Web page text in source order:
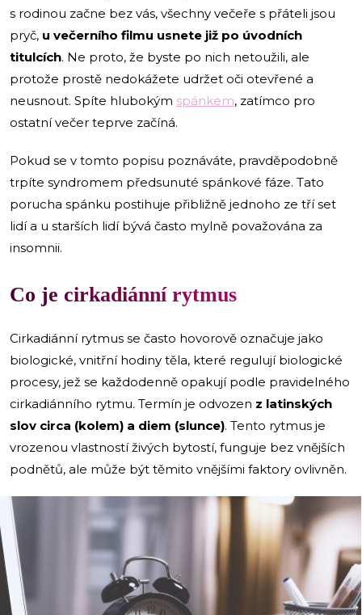
s rodinou začne bez vás, všechny večeře s přáteli jsou
pryč, u večerního filmu usnete již po úvodních
titulcích. Ne proto, že byste po nich netoužili, ale
protože prostě nedokážete udržet oči otevřené a
neusnout. Spíte hlubokým spánkem, zatímco pro
ostatní večer teprve začíná.
Pokud se v tomto popisu poznáváte, pravděpodobně
trpíte syndromem předsunuté spánkové fáze. Tato
porucha spánku postihuje přibližně jednoho ze tří set
lidí a u starších lidí bývá často mylně považována za
insomnii.
Co je cirkadiánní rytmus
Cirkadiánní rytmus se často hovorově označuje jako
biologické, vnitřní hodiny těla, které regulují biologické
procesy, jež se každodenně opakují podle pravidelného
cirkadiánního rytmu. Termín je odvozen z latinských
slov circa (kolem) a diem (slunce). Tento rytmus je
vrozenou vlastností živých bytostí, funguje bez vnějších
podnětů, ale může být těmito vnějšími faktory ovlivněn.